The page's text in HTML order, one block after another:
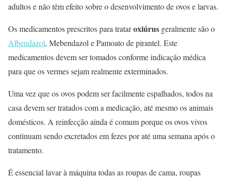
adultos e não têm efeito sobre o desenvolvimento de ovos e larvas.
Os medicamentos prescritos para trataroxiúrus geralmente são o
Albendazol, Mebendazol e Pamoato de pirantel. Este
medicamentos devem ser tomados conforme indicação médica
para que os vermes sejam realmente exterminados.
Uma vez que os ovos podem ser facilmente espalhados, todos na
casa devem ser tratados com a medicação, até mesmo os animais
domésticos. A reinfecção ainda é comum porque os ovos vivos
continuam sendo excretados em fezes por até uma semana após o
tratamento.
É essencial lavar à máquina todas as roupas de cama, roupas